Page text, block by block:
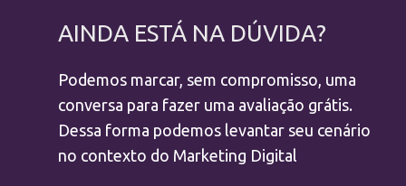
AINDA ESTÁ NA DÚVIDA?
Podemos marcar, sem compromisso, uma
conversa para fazer uma avaliação grátis.
Dessa forma podemos levantar seu cenário
no contexto do Marketing Digital